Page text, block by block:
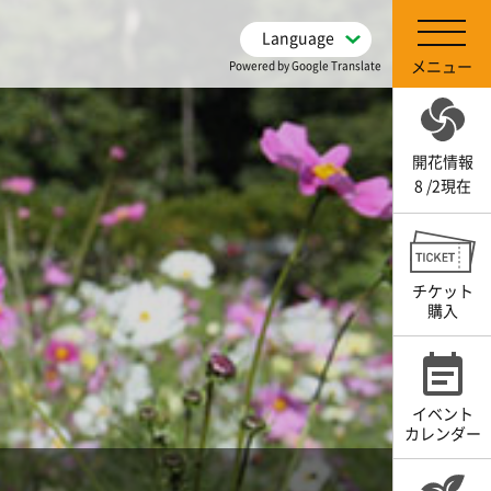
Language
Powered by Google Translate
開花情報
8 /2現在
チケット
購入
イベント
カレンダー
メニュー